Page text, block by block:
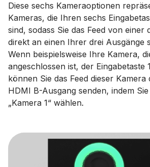
Diese sechs Kameraoptionen
Kameras, die Ihren sechs
sind, sodass Sie das Feed von einer
direkt an einen Ihrer drei Ausgänge
Wenn beispielsweise Ihre Kamera,
angeschlossen ist, der Eingabetaste
können Sie das Feed dieser Kamera
HDMI B-Ausgang senden, indem
„Kamera 1“ wählen.